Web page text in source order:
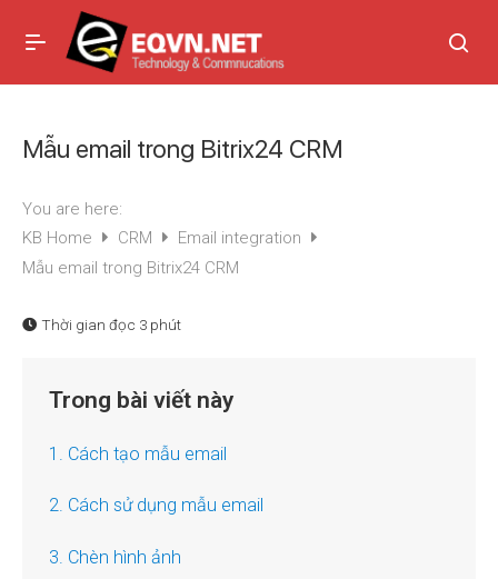
Mẫu email trong Bitrix24 CRM
You are here:
KB Home
CRM
Email integration
Mẫu email trong Bitrix24 CRM
Thời gian đọc 3 phút
Trong bài viết này
1. Cách tạo mẫu email
2. Cách sử dụng mẫu email
3. Chèn hình ảnh